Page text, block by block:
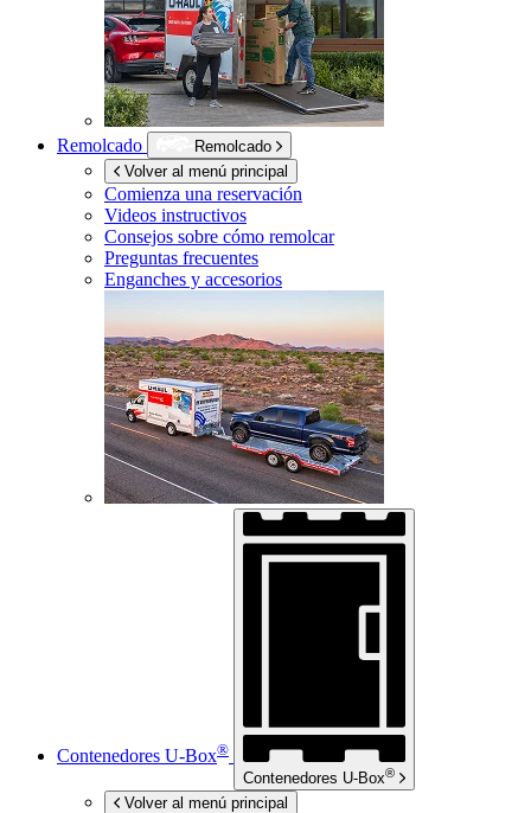
Remolcado
Remolcado
Volver al menú principal
Comienza una reservación
Videos instructivos
Consejos sobre cómo remolcar
Preguntas frecuentes
Enganches y accesorios
Contenedores U-Box®
Contenedores U-Box®
Volver al menú principal